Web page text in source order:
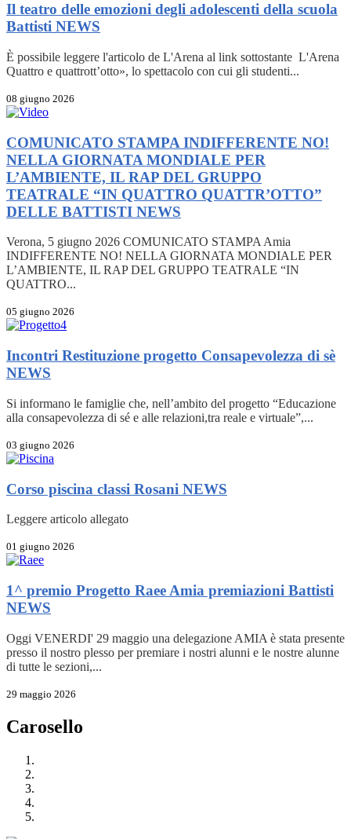
Il teatro delle emozioni degli adolescenti della scuola
Battisti NEWS
È possibile leggere l'articolo de L'Arena al link sottostante L'Arena
Quattro e quattrott’otto», lo spettacolo con cui gli studenti...
08 giugno 2026
COMUNICATO STAMPA INDIFFERENTE NO!
NELLA GIORNATA MONDIALE PER
L’AMBIENTE, IL RAP DEL GRUPPO
TEATRALE “IN QUATTRO QUATTR’OTTO”
DELLE BATTISTI NEWS
Verona, 5 giugno 2026 COMUNICATO STAMPA Amia
INDIFFERENTE NO! NELLA GIORNATA MONDIALE PER
L’AMBIENTE, IL RAP DEL GRUPPO TEATRALE “IN
QUATTRO...
05 giugno 2026
Incontri Restituzione progetto Consapevolezza di sè
NEWS
Si informano le famiglie che, nell’ambito del progetto “Educazione
alla consapevolezza di sé e alle relazioni,tra reale e virtuale”,...
03 giugno 2026
Corso piscina classi Rosani NEWS
Leggere articolo allegato
01 giugno 2026
1^ premio Progetto Raee Amia premiazioni Battisti
NEWS
Oggi VENERDI' 29 maggio una delegazione AMIA è stata presente
presso il nostro plesso per premiare i nostri alunni e le nostre alunne
di tutte le sezioni,...
29 maggio 2026
Carosello